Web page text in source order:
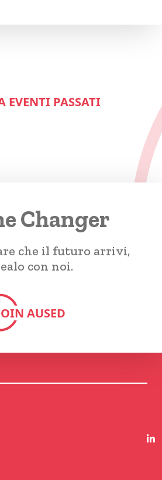
EVENTI PASSATI
Changer
che il futuro arrivi,
con noi.
AUSED